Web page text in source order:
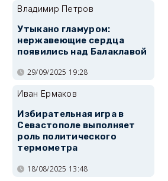
Владимир Петров
Утыкано гламуром:
нержавеющие сердца
появились над Балаклавой
29/09/2025 19:28
Иван Ермаков
Избирательная игра в
Севастополе выполняет
роль политического
термометра
18/08/2025 13:48